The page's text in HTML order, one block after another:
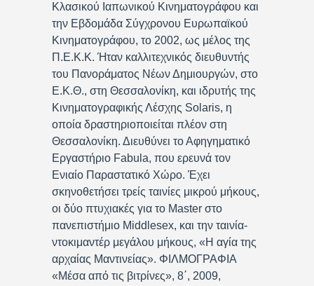
Κλασικού Ιαπωνικού Κινηματογράφου και
την Εβδομάδα Σύγχρονου Ευρωπαϊκού
Κινηματογράφου, το 2002, ως μέλος της
Π.Ε.Κ.Κ. Ήταν καλλιτεχνικός διευθυντής
του Πανοράματος Νέων Δημιουργών, στο
Ε.Κ.Θ., στη Θεσσαλονίκη, και ιδρυτής της
Κινηματογραφικής Λέσχης Solaris, η
οποία δραστηριοποιείται πλέον στη
Θεσσαλονίκη. Διευθύνει το Αφηγηματικό
Εργαστήριο Fabula, που ερευνά τον
Ενιαίο Παραστατικό Χώρο. Έχει
σκηνοθετήσει τρείς ταινίες μικρού μήκους,
οι δύο πτυχιακές για το Master στο
πανεπιστήμιο Middlesex, και την ταινία-
ντοκιμαντέρ μεγάλου μήκους, «Η αγία της
αρχαίας Μαντινείας». ΦΙΛΜΟΓΡΑΦΙΑ
«Μέσα από τις βιτρίνες», 8΄, 2009,